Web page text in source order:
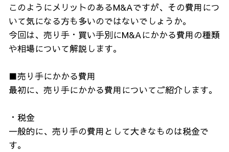
このようにメリットのあるM&Aですが、その費用につ
いて気になる方も多いのではないでしょうか。
今回は、売り手・買い手別にM&Aにかかる費用の種類
や相場について解説します。
■売り手にかかる費用
最初に、売り手にかかる費用についてご紹介します。
・税金
一般的に、売り手の費用として大きなものは税金で
す。